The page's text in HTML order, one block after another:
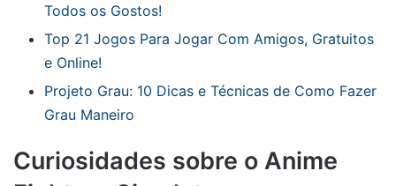
Todos os Gostos!
Top 21 Jogos Para Jogar Com Amigos, Gratuitos
e Online!
Projeto Grau: 10 Dicas e Técnicas de Como Fazer
Grau Maneiro
Curiosidades sobre o Anime